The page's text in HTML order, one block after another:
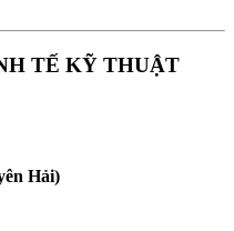
TẾ KỸ THUẬT
Hải)